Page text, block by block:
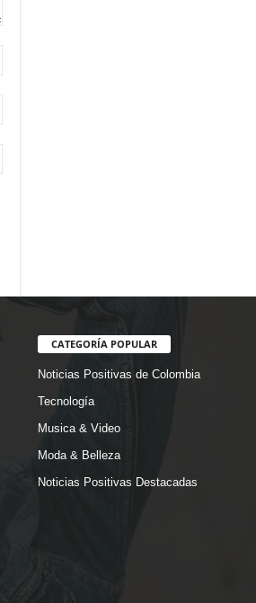
CATEGORÍA POPULAR
Noticias Positivas de Colombia
Tecnología
Musica & Video
Moda & Belleza
Noticias Positivas Destacadas